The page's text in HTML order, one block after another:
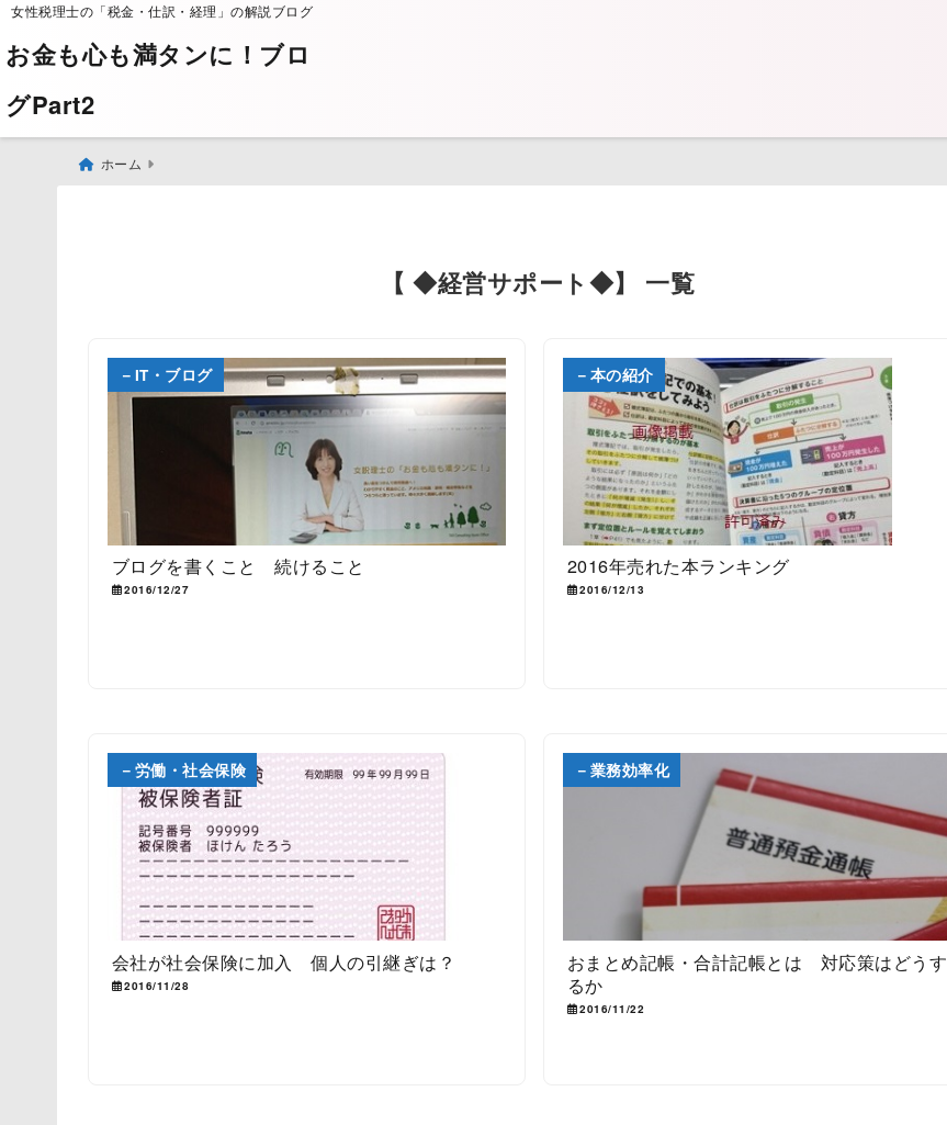
女性税理士の「税金・仕訳・経理」の解説ブログ
お金も心も満タンに！ブロ
グPart2
ホーム
【 ◆経営サポート◆】 一覧
－IT・ブログ
ブログを書くこと 続けること
2016/12/27
－本の紹介
2016年売れた本ランキング
2016/12/13
－労働・社会保険
会社が社会保険に加入 個人の引継ぎは？
2016/11/28
－業務効率化
おまとめ記帳・合計記帳とは 対応策はどうす
るか
2016/11/22